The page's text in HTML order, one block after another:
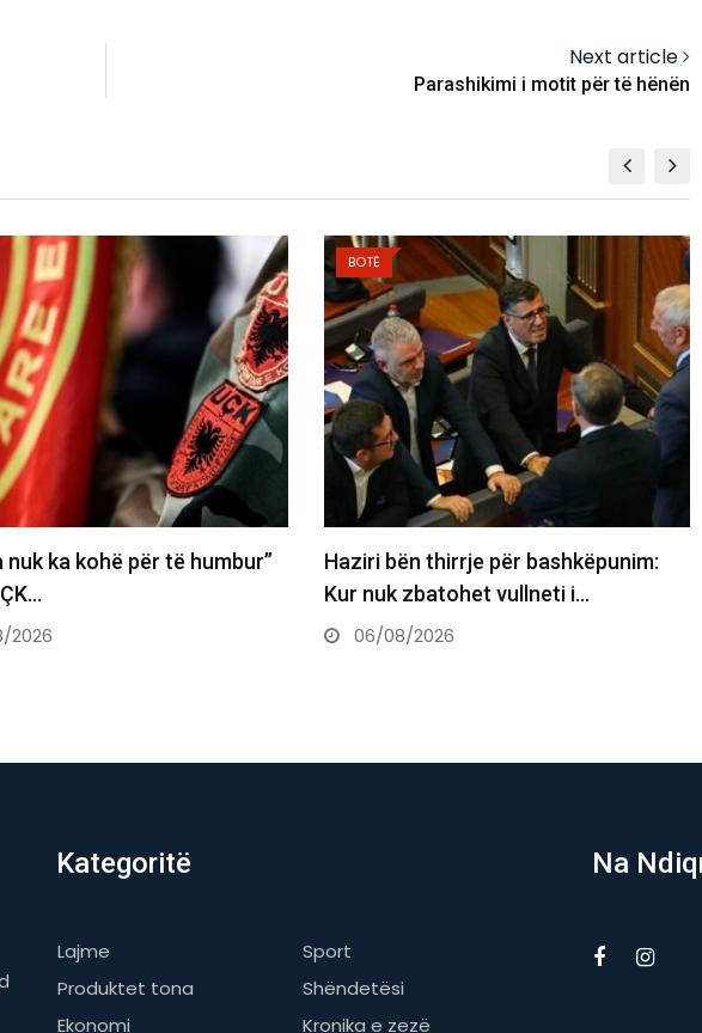
Next article
Parashikimi i motit për të hënën
thirrje për bashkëpunim:
vullneti i…
2026
BOTË
Austria shënon rekord të ri
temperaturash, termometri arrin në
41.2°C
Kategoritë
Lajme
Sport
Produktet tona
Shëndetësi
Ekonomi
Kronika e zezë
Na